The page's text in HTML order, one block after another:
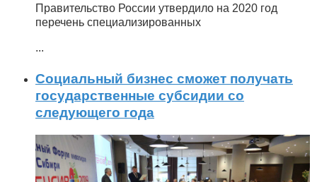
Правительство России утвердило на 2020 год
перечень специализированных
...
Социальный бизнес сможет получать
государственные субсидии со
следующего года